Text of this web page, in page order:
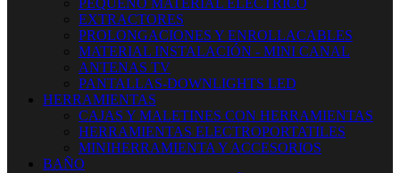
PEQUEÑO MATERIAL ELECTRICO
EXTRACTORES
PROLONGACIONES Y ENROLLACABLES
MATERIAL INSTALACIÓN - MINI CANAL
ANTENAS TV
PANTALLAS-DOWNLIGHTS LED
HERRAMIENTAS
CAJAS Y MALETINES CON HERRAMIENTAS
HERRAMIENTAS ELECTROPORTATILES
MINIHERRAMIENTA Y ACCESORIOS
BAÑO